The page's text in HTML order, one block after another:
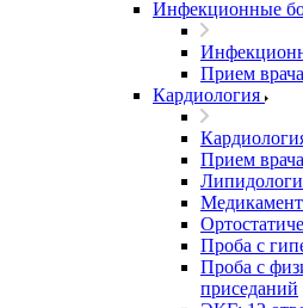
Инфекционные
Прием
Кардиология
Прием
Проба с
Проба с
приседаний